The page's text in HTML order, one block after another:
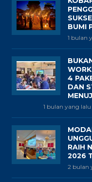
BUMI
1 bulan
4
DAN
1 bulan yang lalu
RAIH
2026
2 bulan